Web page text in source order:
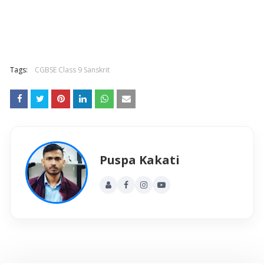
Tags: CGBSE Class 9 Sanskrit
Puspa Kakati